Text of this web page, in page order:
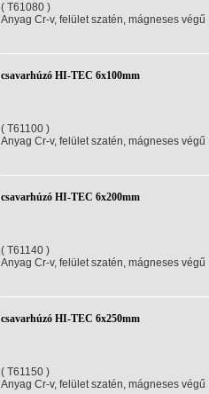
( T61080 )
Anyag Cr-v, felület szatén, mágneses végű
csavarhúzó HI-TEC 6x100mm
( T61100 )
Anyag Cr-v, felület szatén, mágneses végű
csavarhúzó HI-TEC 6x200mm
( T61140 )
Anyag Cr-v, felület szatén, mágneses végű
csavarhúzó HI-TEC 6x250mm
( T61150 )
Anyag Cr-v, felület szatén, mágneses végű